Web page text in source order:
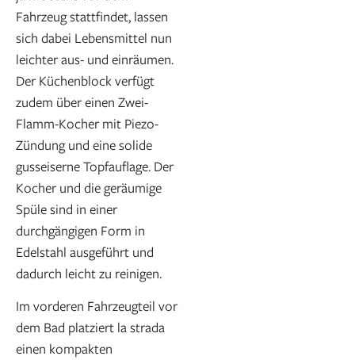
Fahrzeug stattfindet, lassen
sich dabei Lebensmittel nun
leichter aus- und einräumen.
Der Küchenblock verfügt
zudem über einen Zwei-
Flamm-Kocher mit Piezo-
Zündung und eine solide
gusseiserne Topfauflage. Der
Kocher und die geräumige
Spüle sind in einer
durchgängigen Form in
Edelstahl ausgeführt und
dadurch leicht zu reinigen.
Im vorderen Fahrzeugteil vor
dem Bad platziert la strada
einen kompakten